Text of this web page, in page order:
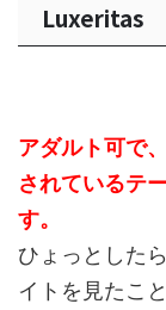
Luxeritas
アダルト可で
されているテ
す。
ひょっとした
イトを見たこ